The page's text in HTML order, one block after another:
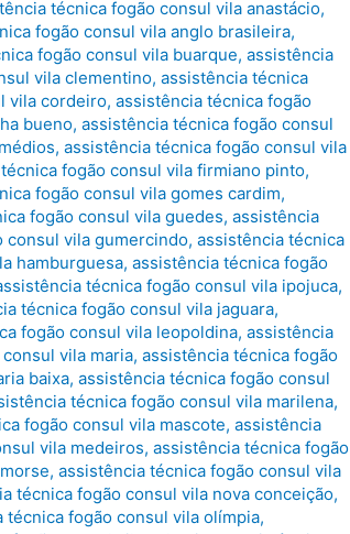
técnica fogão consul vila anastácio,
fogão consul vila anglo brasileira,
fogão consul vila buarque, assistência
vila clementino, assistência técnica
vila cordeiro, assistência técnica fogão
bueno, assistência técnica fogão consul
, assistência técnica fogão consul vila
fogão consul vila firmiano pinto,
fogão consul vila gomes cardim,
fogão consul vila guedes, assistência
consul vila gumercindo, assistência técnica
hamburguesa, assistência técnica fogão
técnica fogão consul vila ipojuca,
técnica fogão consul vila jaguara,
fogão consul vila leopoldina, assistência
vila maria, assistência técnica fogão
baixa, assistência técnica fogão consul
técnica fogão consul vila marilena,
fogão consul vila mascote, assistência
vila medeiros, assistência técnica fogão
, assistência técnica fogão consul vila
técnica fogão consul vila nova conceição,
técnica fogão consul vila olímpia,